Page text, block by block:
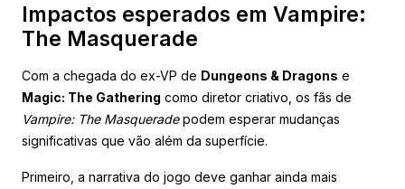
Impactos esperados em Vampire:
The Masquerade
Com a chegada do ex-VP de Dungeons & Dragons e
Magic: The Gathering como diretor criativo, os fãs de
Vampire: The Masqueradepodem esperar mudanças
significativas que vão além da superfície.
Primeiro, a narrativa do jogo deve ganhar ainda mais